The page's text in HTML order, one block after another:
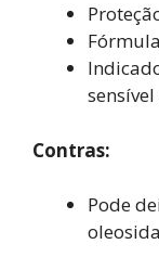
Contras:
Pode